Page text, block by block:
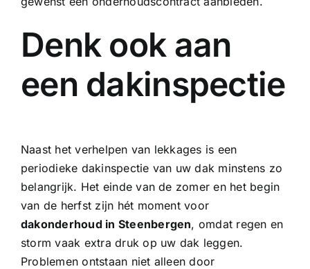
Denk ook aan
een dakinspectie
Naast het verhelpen van lekkages is een
periodieke dakinspectie van uw dak minstens zo
belangrijk. Het einde van de zomer en het begin
van de herfst zijn hét moment voor
dakonderhoud in Steenbergen, omdat regen en
storm vaak extra druk op uw dak leggen.
Problemen ontstaan niet alleen door